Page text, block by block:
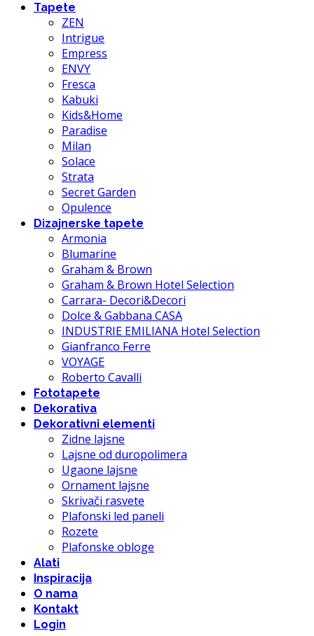
Tapete
ZEN
Intrigue
Empress
ENVY
Fresca
Kabuki
Kids&Home
Paradise
Milan
Solace
Strata
Secret Garden
Opulence
Dizajnerske tapete
Armonia
Blumarine
Graham & Brown
Graham & Brown Hotel Selection
Carrara- Decori&Decori
Dolce & Gabbana CASA
INDUSTRIE EMILIANA Hotel Selection
Gianfranco Ferre
VOYAGE
Roberto Cavalli
Fototapete
Dekorativa
Dekorativni elementi
Zidne lajsne
Lajsne od duropolimera
Ugaone lajsne
Ornament lajsne
Skrivači rasvete
Plafonski led paneli
Rozete
Plafonske obloge
Alati
Inspiracija
O nama
Kontakt
Login